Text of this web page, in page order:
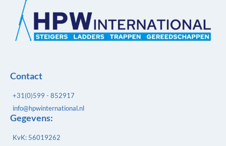
Contact
+31(0)599 - 852917
info@hpwinternational.nl
Gegevens:
KvK: 56019262